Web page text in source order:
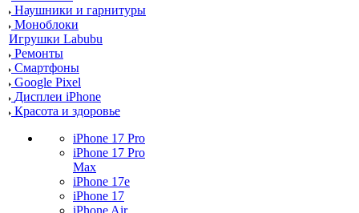
Наушники и гарнитуры
Моноблоки
Игрушки Labubu
Ремонты
Смартфоны
Google Pixel
Дисплеи iPhone
Красота и здоровье
iPhone 17 Pro
iPhone 17 Pro
Max
iPhone 17e
iPhone 17
iPhone Air